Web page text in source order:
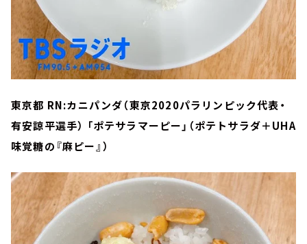
東京都 RN:カニパンダ（東京2020パラリンピック代表・
有安諒平選手） 「ポテサラマーピー」（ポテトサラダ＋UHA
味覚糖の『麻ピー』）